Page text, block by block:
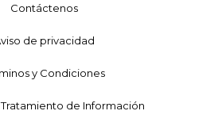
Contáctenos
de privacidad
y Condiciones
de Información